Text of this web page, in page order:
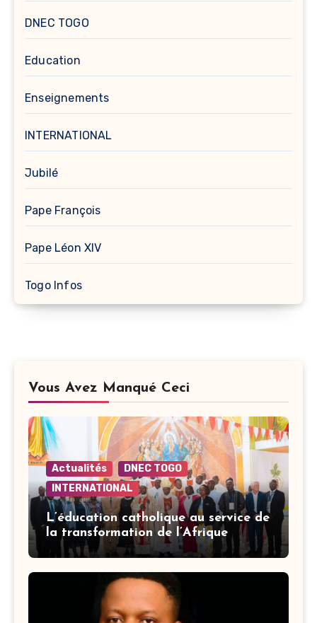
DNEC TOGO
Education
Enseignements
INTERNATIONAL
Jubilé
Pape François
Pape Léon XIV
Togo Infos
Vous Avez Manqué Ceci
Actualités
DNEC TOGO
INTERNATIONAL
L’éducation catholique au service de
la transformation de l’Afrique